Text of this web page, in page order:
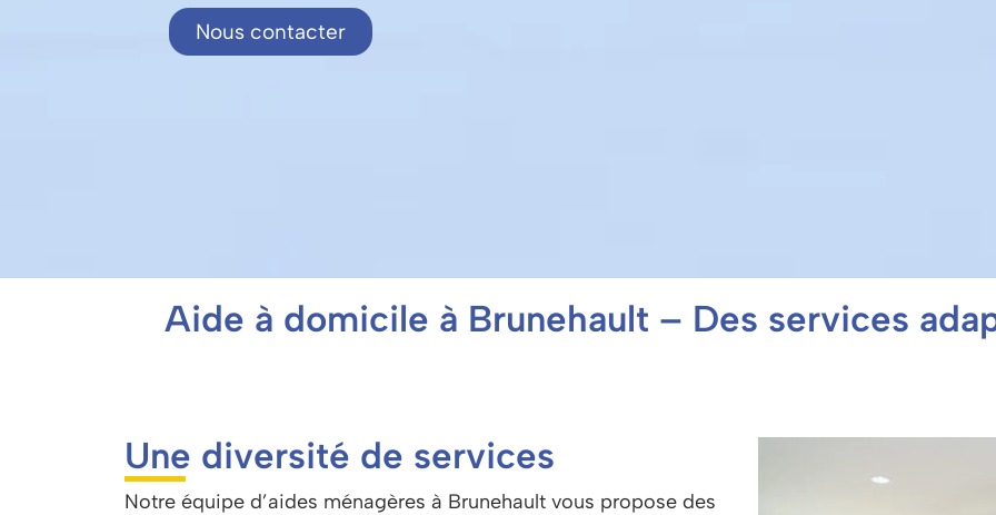
Nous contacter
Aide à domicile à Brunehault – Des services
Une diversité de services
Notre équipe d’aides ménagères à Brunehault vous propose des